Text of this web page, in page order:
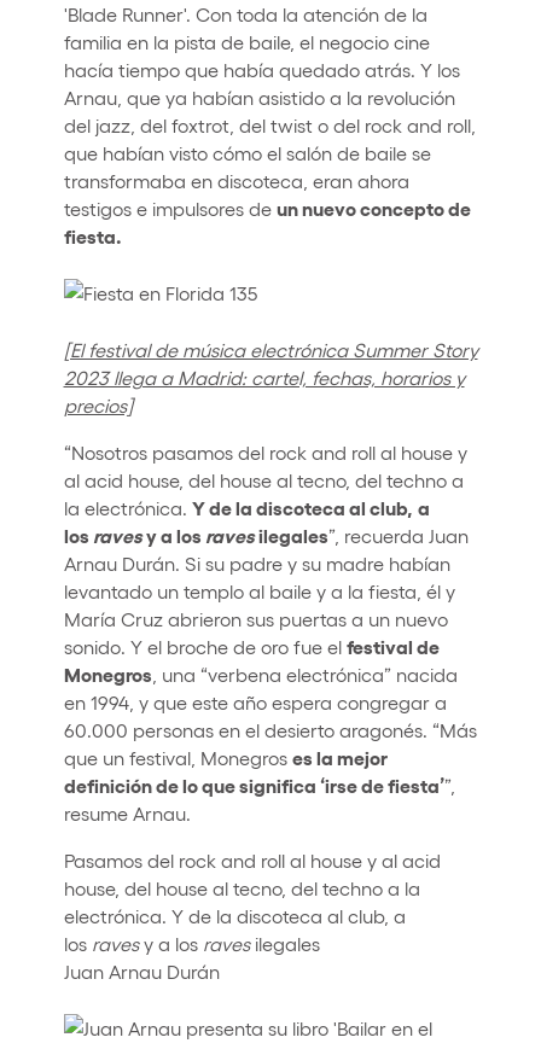
'Blade Runner'. Con toda la atención de la
familia en la pista de baile, el negocio cine
hacía tiempo que había quedado atrás. Y los
Arnau, que ya habían asistido a la revolución
del jazz, del foxtrot, del twist o del rock and roll,
que habían visto cómo el salón de baile se
transformaba en discoteca, eran ahora
testigos e impulsores de un nuevo concepto de
fiesta.
[El festival de música electrónica Summer Story
2023 llega a Madrid: cartel, fechas, horarios y
precios]
“Nosotros pasamos del rock and roll al house y
al acid house, del house al tecno, del techno a
la electrónica. Y de la discoteca al club, a
los ravesy a los ravesilegales”, recuerda Juan
Arnau Durán. Si su padre y su madre habían
levantado un templo al baile y a la fiesta, él y
María Cruz abrieron sus puertas a un nuevo
sonido. Y el broche de oro fue el festival de
Monegros , una “verbena electrónica” nacida
en 1994, y que este año espera congregar a
60.000 personas en el desierto aragonés. “Más
que un festival, Monegros es la mejor
definición de lo que significa ‘irse de fiesta’”,
resume Arnau.
Pasamos del rock and roll al house y al acid
house, del house al tecno, del techno a la
electrónica. Y de la discoteca al club, a
los ravesy a los ravesilegales
Juan Arnau Durán